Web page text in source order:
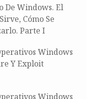
De Windows. El
Cómo Se
Parte I
Windows
Y Exploit
Windows